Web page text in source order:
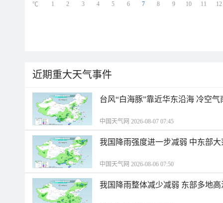
1 2 3 4 5 6 7 8 9 10 11 12
℃
近期重大天气事件
台风“白海豚”靠近华东沿海 冷空
中国天气网 2026-08-07 07:45
我国降雨强度进一步减弱 中东部
中国天气网 2026-08-06 07:50
我国降雨整体减少减弱 东部多地